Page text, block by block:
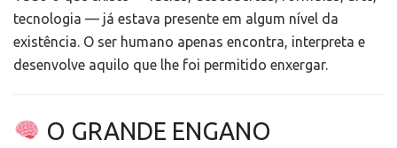
tecnologia — já estava presente em algum nível da
existência. O ser humano apenas encontra, interpreta e
desenvolve aquilo que lhe foi permitido enxergar.
O GRANDE ENGANO